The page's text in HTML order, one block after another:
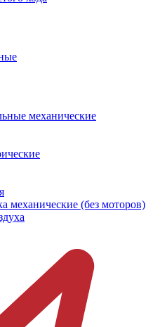
механические
механические (без моторов)